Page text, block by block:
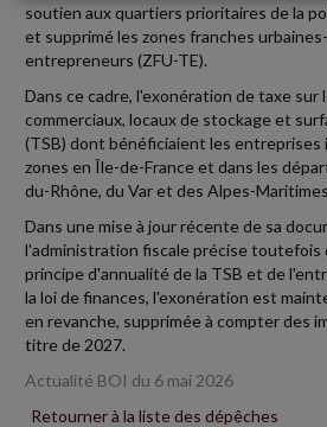
soutien aux quartiers prioritaires de la
et supprimé les zones franches
entrepreneurs (ZFU-TE).
Dans ce cadre, l'exonération de taxe sur
commerciaux, locaux de stockage et
(TSB) dont bénéficiaient les entreprises
zones en Île-de-France et dans les
du-Rhône, du Var et des Alpes-
Dans une mise à jour récente de sa
l'administration fiscale précise toutefois
principe d'annualité de la TSB et de
la loi de finances, l'exonération est
en revanche, supprimée à compter des
titre de 2027.
Actualité BOI du 6 mai 2026
Retourner à la liste des dépêches